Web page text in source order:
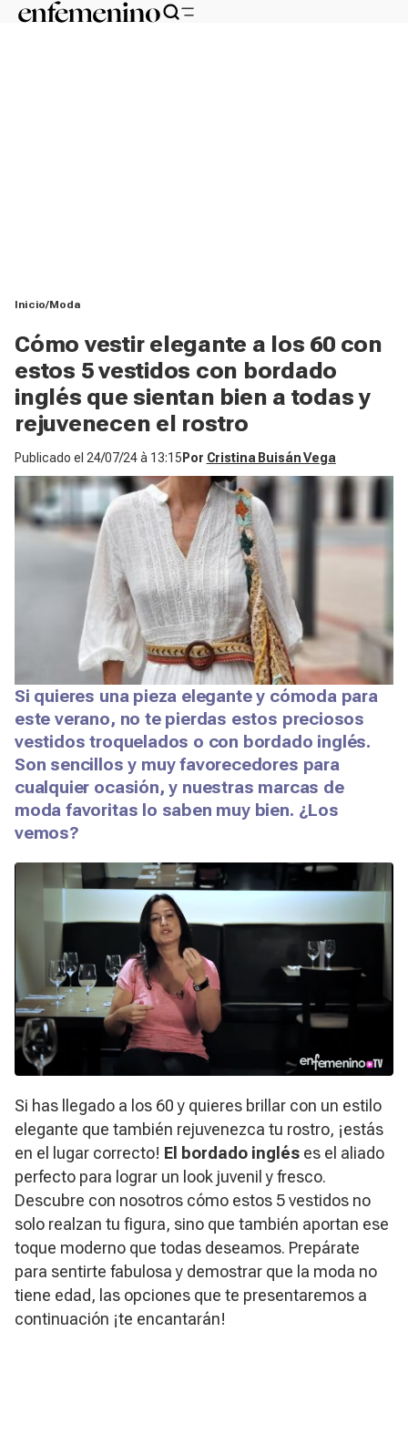
Inicio Moda
Cómo vestir elegante a los 60 con
estos 5 vestidos con bordado
inglés que sientan bien a todas y
rejuvenecen el rostro
Publicado el 24/07/24 à 13:15 Por Cristina Buisán Vega
Si quieres una pieza elegante y cómoda para
este verano, no te pierdas estos preciosos
vestidos troquelados o con bordado inglés.
Son sencillos y muy favorecedores para
cualquier ocasión, y nuestras marcas de
moda favoritas lo saben muy bien. ¿Los
vemos?
Si has llegado a los 60 y quieres brillar con un estilo
elegante que también rejuvenezca tu rostro, ¡estás
en el lugar correcto! El bordado inglés es el aliado
perfecto para lograr un look juvenil y fresco.
Descubre con nosotros cómo estos 5 vestidos no
solo realzan tu figura, sino que también aportan ese
toque moderno que todas deseamos. Prepárate
para sentirte fabulosa y demostrar que la moda no
tiene edad, las opciones que te presentaremos a
continuación ¡te encantarán!